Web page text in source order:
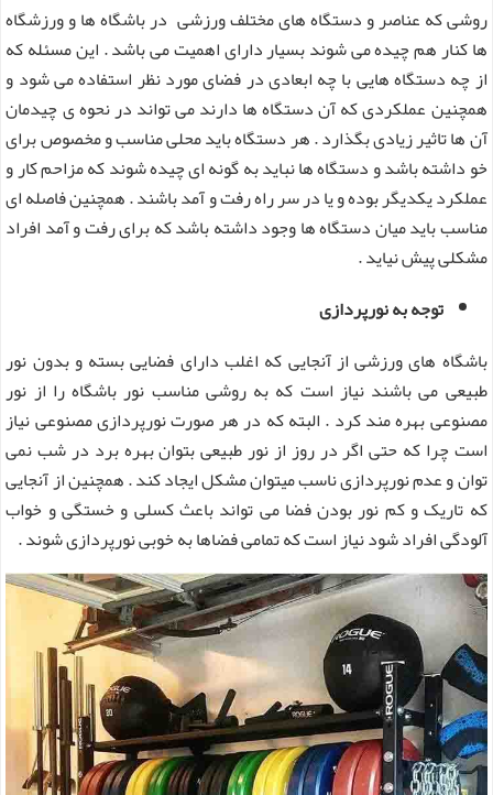
روشی که عناصر و دستگاه های مختلف ورزشی در باشگاه ها و ورزشگاه
ها کنار هم چیده می شوند بسیار دارای اهمیت می باشد . این مسئله که
از چه دستگاه هایی با چه ابعادی در فضای مورد نظر استفاده می شود و
همچنین عملکردی که آن دستگاه ها دارند می تواند در نحوه ی چیدمان
آن ها تاثیر زیادی بگذارد . هر دستگاه باید محلی مناسب و مخصوص برای
خو داشته باشد و دستگاه ها نباید به گونه ای چیده شوند که مزاحم کار و
عملکرد یکدیگر بوده و یا در سر راه رفت و آمد باشند . همچنین فاصله ای
مناسب باید میان دستگاه ها وجود داشته باشد که برای رفت و آمد افراد
مشکلی پیش نیاید .
توجه به نورپردازی
باشگاه های ورزشی از آنجایی که اغلب دارای فضایی بسته و بدون نور
طبیعی می باشند نیاز است که به روشی مناسب نور باشگاه را از نور
مصنوعی بهره مند کرد . البته که در هر صورت نورپردازی مصنوعی نیاز
است چرا که حتی اگر در روز از نور طبیعی بتوان بهره برد در شب نمی
توان و عدم نورپردازی ناسب میتوان مشکل ایجاد کند . همچنین از آنجایی
که تاریک و کم نور بودن فضا می تواند باعث کسلی و خستگی و خواب
آلودگی افراد شود نیاز است که تمامی فضاها به خوبی نورپردازی شوند .